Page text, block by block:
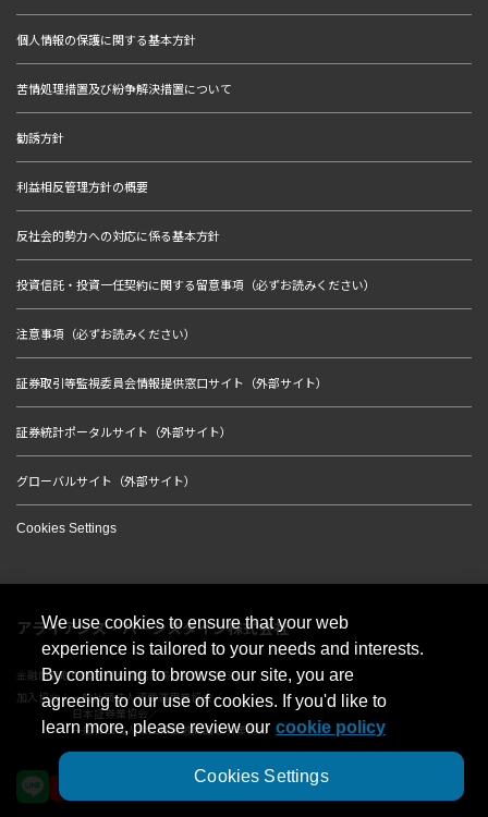
個人情報の保護に関する基本方針
苦情処理措置及び紛争解決措置について
勧誘方針
利益相反管理方針の概要
反社会的勢力への対応に係る基本方針
投資信託・投資一任契約に関する留意事項（必ずお読みください）
注意事項（必ずお読みください）
証券取引等監視委員会情報提供窓口サイト（外部サイト）
証券統計ポータルサイト（外部サイト）
グローバルサイト（外部サイト）
Cookies Settings
アライアンス・バーンスタイン株式会社
金融商品取引業者 関東財務局長（金商）第303号
加入協会：一般社団法人資産運用業協会／
日本証券業協会／
一般社団法人第二種金融商品取引業協会
We use cookies to ensure that your web
experience is tailored to your needs and interests.
By continuing to browse our site, you are
agreeing to our use of cookies. If you'd like to
learn more, please review our cookie policy
Cookies Settings